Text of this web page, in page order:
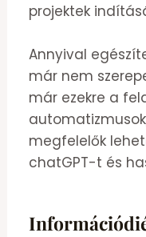
projektek
Annyival
már nem
már ezekre a
megfelelők
chatGPT-t és